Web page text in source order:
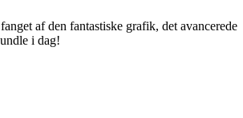
af den fantastiske grafik, det avancerede
i dag!